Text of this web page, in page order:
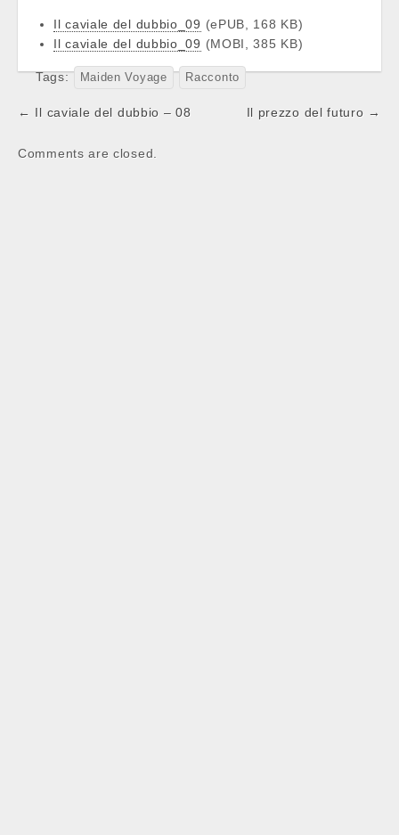
Il caviale del dubbio_09 (ePUB, 168 KB)
Il caviale del dubbio_09 (MOBI, 385 KB)
Tags: Maiden Voyage Racconto
Post
← Il caviale del dubbio – 08 Il prezzo del futuro →
Comments are closed.